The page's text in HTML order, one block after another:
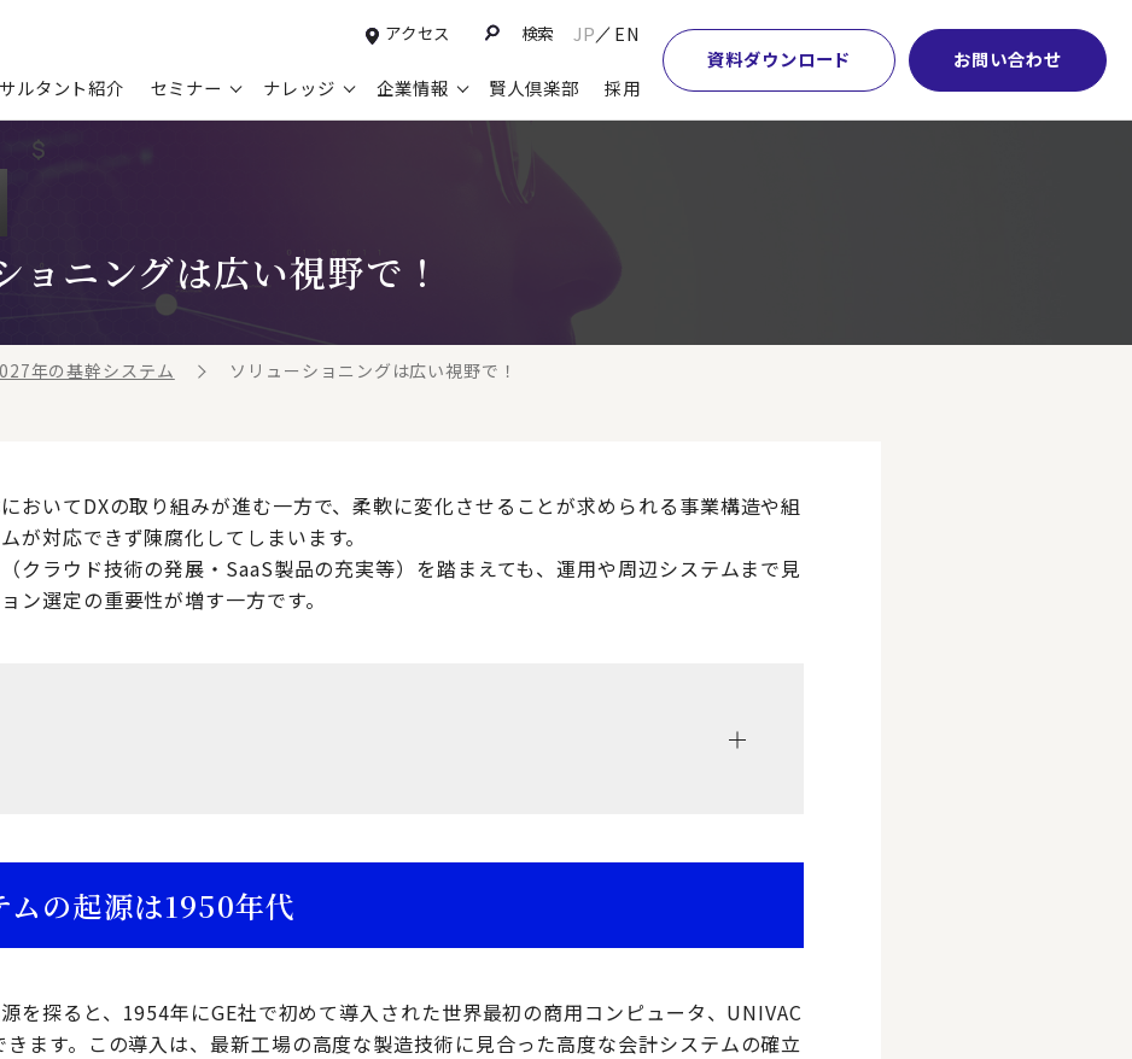
アクセス 検索 JP EN
ルタント紹介 セミナー ナレッジ 企業情報 賢人倶楽部 採用
資料ダウンロード お問い合わせ
コンサルティングサービスTOP
グループ・グローバル経営管理
ガバナンス・リスクマネジメント強化
マーケティング戦略・営業改革
ビジネスプロセスアウトソーシング
配信中のセミナーアーカイブ
経営企画・事業戦略
人事
【特集】CFO革新
【特集】FP＆Aへの旅
トップメッセージ
レイヤーズ・コンサルティングの特徴
パートナーシップ
メディア掲載
ョニングは広い視野で！
年の基幹システム ソリューショニングは広い視野で！
おいてDXの取り組みが進む一方で、柔軟に変化させることが求められる事業構造や組
が対応できず陳腐化してしまいます。
クラウド技術の発展・SaaS製品の充実等）を踏まえても、運用や周辺システムまで見
ン選定の重要性が増す一方です。
ムの起源は1950年代
を探ると、1954年にGE社で初めて導入された世界最初の商用コンピュータ、UNIVAC
きます。この導入は、最新工場の高度な製造技術に見合った高度な会計システムの確立